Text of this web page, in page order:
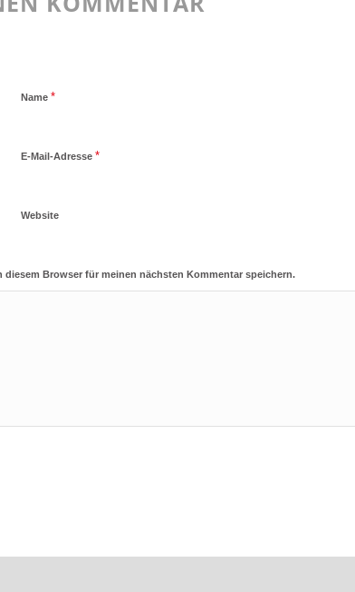
Name *
E-Mail-Adresse *
Website
diesem Browser für meinen nächsten Kommentar speichern.